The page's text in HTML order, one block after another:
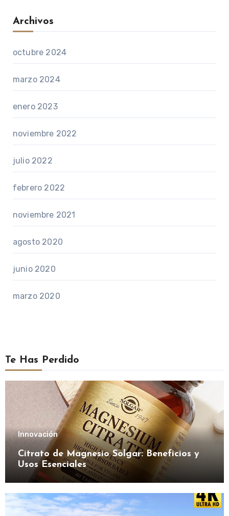
Archivos
octubre 2024
marzo 2024
enero 2023
noviembre 2022
julio 2022
febrero 2022
noviembre 2021
agosto 2020
junio 2020
marzo 2020
Te Has Perdido
Innovación
Citrato de Magnesio Solgar: Beneficios y
Usos Esenciales